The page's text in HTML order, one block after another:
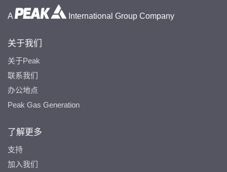
A International Group Company
关于我们
关于Peak
联系我们
办公地点
Peak Gas Generation
了解更多
支持
加入我们